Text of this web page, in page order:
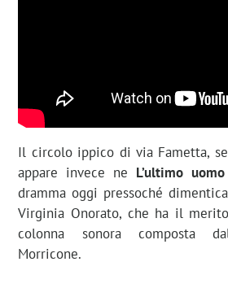
Il circolo ippico di via Fametta,
appare invece ne L’ultimo
dramma oggi pressoché
Virginia Onorato, che ha il
colonna sonora composta
Morricone.